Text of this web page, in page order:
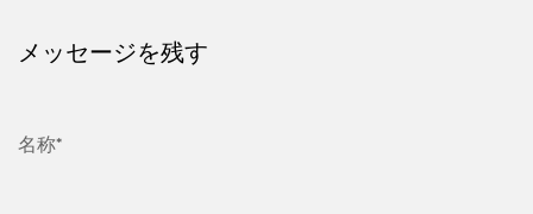
メッセージを残す
名称*